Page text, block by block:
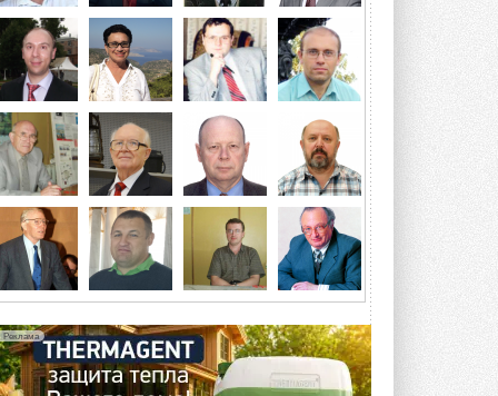
Для Арктики создали
технологию защиты
ветрогенераторов от аварий
Разработка учитывает влияние
мерзлоты, обледенения и снеговых ...
ВЧЕРА
Гибридный тепловой насос PV/T
с одним общим испарителем
Исследователи предложили
конструкцию двухисточникового ...
5 АВГУСТА 2026
21-й ежегодный форум
«ЦОД-2026»
отеле Radisson Slavyanskaya. Форум
посетит более двух тысяч участников ...
5 АВГУСТА 2026
Реклама